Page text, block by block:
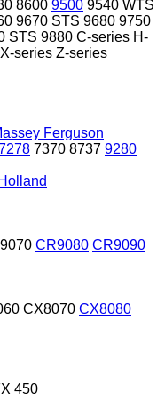
8600 9500 9540 WTS
9670 STS 9680 9750
STS 9880 C-series H-
X-series Z-series
Ferguson
7370 8737 9280
CR9080 CR9090
CX8070 CX8080
450